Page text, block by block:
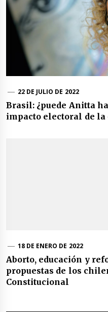
22 DE JULIO DE 2022
Brasil: ¿puede Anitta
impacto electoral de
18 DE ENERO DE 2022
Aborto, educación y
propuestas de los
Constitucional